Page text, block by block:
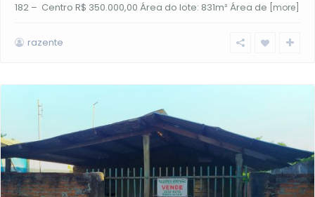
182 – Centro R$ 350.000,00 Área do lote: 831m² Área de [more]
razente